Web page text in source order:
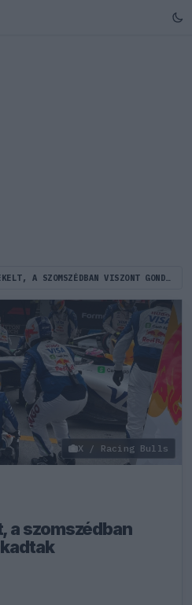
LAWSON REMEKELT, A SZOMSZÉDBAN VISZONT GONDOK AKADTAK
X / Racing Bulls
a szomszédban